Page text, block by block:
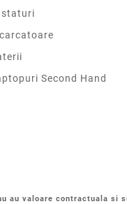
Second Hand
au valoare contractuala